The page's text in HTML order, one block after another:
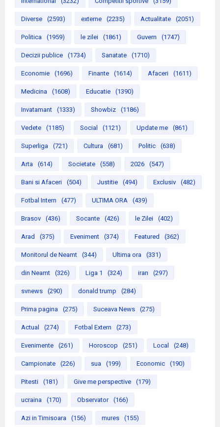
Diverse (2593) externe (2235) Actualitate (2051)
Politica (1959) le zilei (1861) Guvern (1747)
Decizii publice (1734) Sanatate (1710)
Economie (1696) Finante (1614) Afaceri (1611)
Medicina (1608) Educatie (1390)
Invatamant (1333) Showbiz (1186)
Vedete (1185) Social (1121) Update me (861)
Superliga (721) Cultura (681) Politic (638)
Arta (614) Societate (558) 2026 (547)
Bani si Afaceri (504) Justitie (494) Exclusiv (482)
Fotbal Intern (477) ULTIMA ORA (439)
Brasov (436) Socante (426) le Zilei (402)
Arad (375) Eveniment (374) Featured (362)
Monitorul de Neamt (344) Ultima ora (331)
din Neamt (326) Liga 1 (324) iran (297)
svnews (290) donald trump (284)
Prima pagina (275) Suceava News (275)
Actual (274) Fotbal Extern (273)
Evenimente (261) Horoscop (251) Local (248)
Campionate (226) sua (199) Economic (190)
Pitesti (181) Give me perspective (179)
ucraina (170) Observator (166)
Azi in Timisoara (156) mures (155)